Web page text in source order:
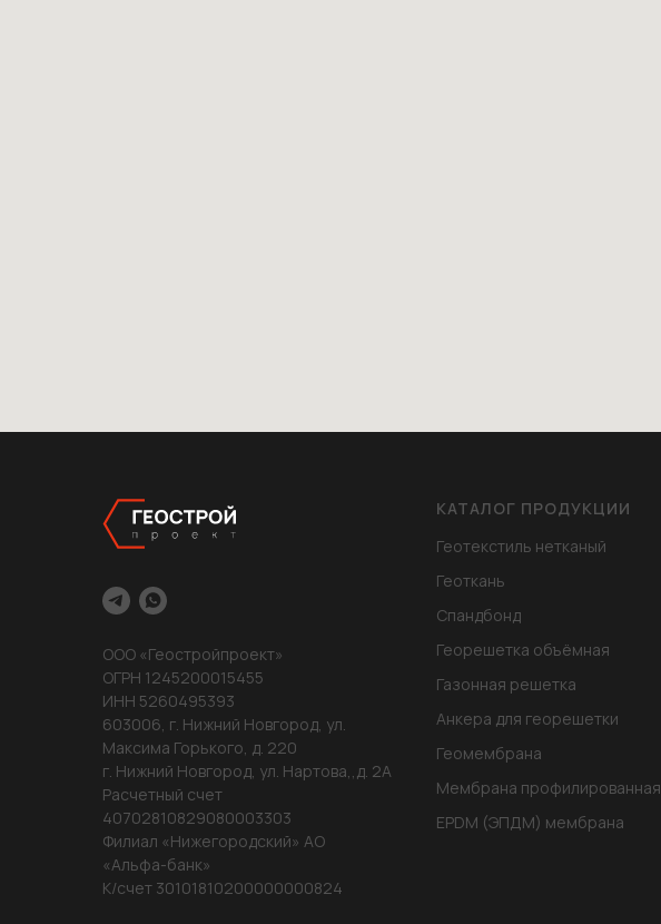
ООО «Геостройпроект»
ОГРН 1245200015455
ИНН 5260495393
603006, г. Нижний Новгород, ул.
Максима Горького, д. 220
г. Нижний Новгород, ул. Нартова,,д. 2А
Расчетный счет
40702810829080003303
Филиал «Нижегородский» АО
«Альфа-банк»
К/счет 30101810200000000824
КАТАЛОГ ПРОДУКЦИИ
Геотекстиль нетканый
Геоткань
Спандбонд
Георешетка объёмная
Газонная решетка
Анкера для георешетки
Геомембрана
Мембрана профилированная
EPDM (ЭПДМ) мембрана